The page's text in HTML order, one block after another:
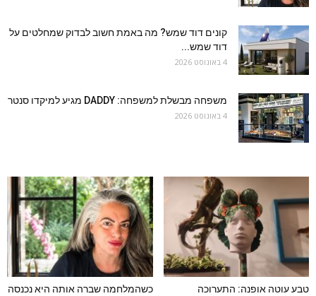
קונים דוד שמש? מה באמת חשוב לבדוק שמחלטים על
דוד שמש...
4 באוגוסט 2026
משפחה מבשלת למשפחה: DADDY מגיע למיקדו סנטר
4 באוגוסט 2026
טבע עוטה אופנה: התערוכה
כשהמלחמה שברה אותה היא נכנסה